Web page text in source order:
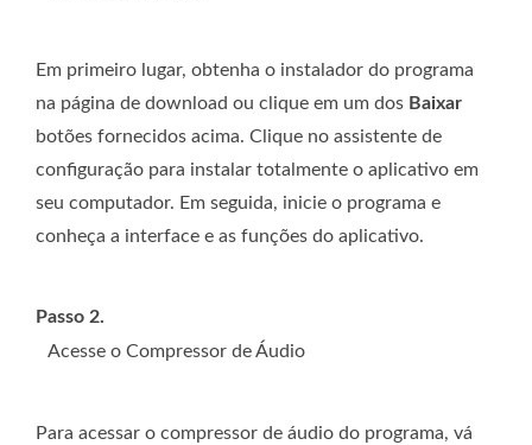
Em primeiro lugar, obtenha o instalador do programa
na página de download ou clique em um dos Baixar
botões fornecidos acima. Clique no assistente de
configuração para instalar totalmente o aplicativo em
seu computador. Em seguida, inicie o programa e
conheça a interface e as funções do aplicativo.
Passo 2.
Acesse o Compressor de Áudio
Para acessar o compressor de áudio do programa, vá